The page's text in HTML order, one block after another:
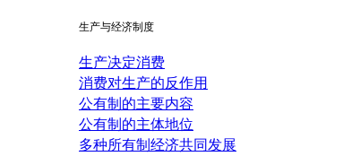
生产与经济制度
生产决定消费
消费对生产的反作用
公有制的主要内容
公有制的主体地位
多种所有制经济共同发展